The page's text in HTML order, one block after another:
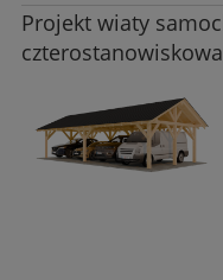
Projekt wiaty